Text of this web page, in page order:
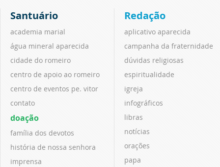
Santuário
academia marial
água mineral aparecida
cidade do romeiro
centro de apoio ao romeiro
centro de eventos pe. vitor
contato
doação
família dos devotos
história de nossa senhora
imprensa
Redação
aplicativo aparecida
campanha da fraternidade
dúvidas religiosas
espiritualidade
igreja
infográficos
libras
notícias
orações
papa